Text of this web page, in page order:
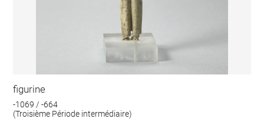
figurine
-1069 / -664
(Troisième Période intermédiaire)